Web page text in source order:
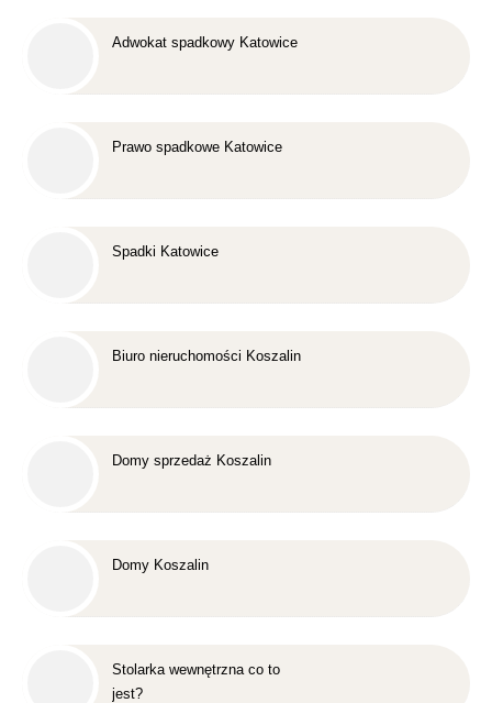
Adwokat spadkowy Katowice
Prawo spadkowe Katowice
Spadki Katowice
Biuro nieruchomości Koszalin
Domy sprzedaż Koszalin
Domy Koszalin
Stolarka wewnętrzna co to
jest?